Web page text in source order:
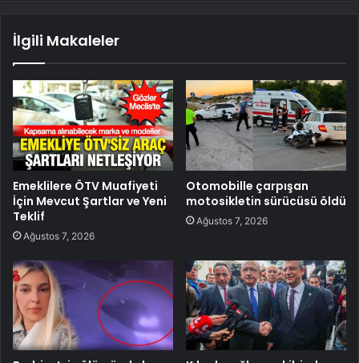
İlgili Makaleler
Emeklilere ÖTV Muafiyeti
İçin Mevcut Şartlar ve Yeni
Teklif
Ağustos 7, 2026
Otomobille çarpışan
motosikletin sürücüsü öldü
Ağustos 7, 2026